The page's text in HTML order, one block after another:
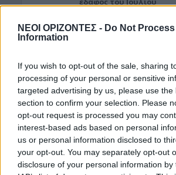
ΝΕΟΙ ΟΡΙΖΟΝΤΕΣ - Do Not
Information
If you wish to opt-out of the sale, sharing
processing of your personal or sensitive
targeted advertising by us, please use the
section to confirm your selection. Please
opt-out request is processed you may
interest-based ads based on personal
us or personal information disclosed to
your opt-out. You may separately opt-out
disclosure of your personal information
έδαφος του Ιουλίου
Αντώνη Μαρτσάκη,
στην Κουκουναρά
6 Αυγούστου 2026 18:43
ΓΕΎΣΗ - ΨΥΧΑΓΩΓΊΑ
“Δύο Μαύρα Πουκάμισα”:
Κυκλοφόρησε το trailer
δραματικής σειράς που
στην Κρήτη
6 Αυγούστου 2026 18:35